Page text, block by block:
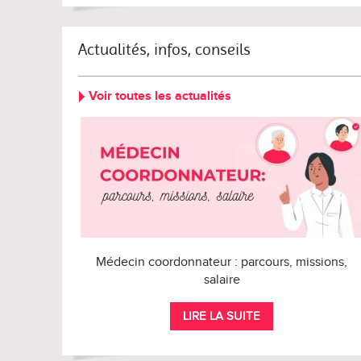
Actualités, infos, conseils
Voir toutes les actualités
Médecin coordonnateur : parcours, missions,
salaire
LIRE LA SUITE